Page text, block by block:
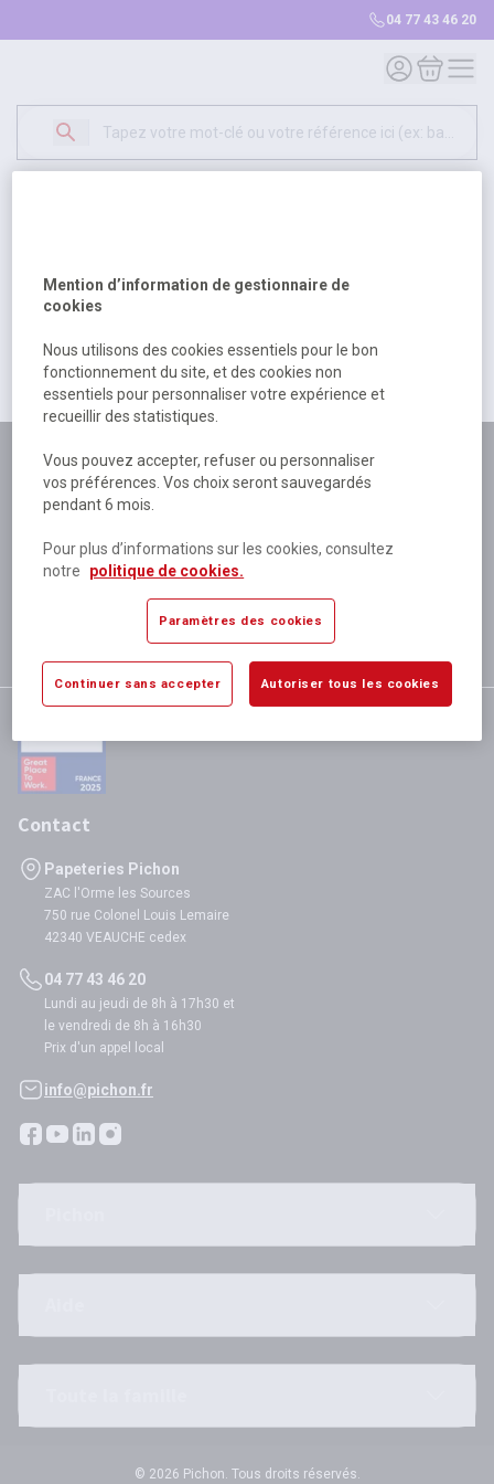
04 77 43 46 20
Mon compte
Mon
500
excuser pour la gêne occasionée.
Retour Retour à l'accueil
Plus de 180 personnes
à votre écoute
Plus de 80 000 références
disponibles
Expédition le jour même
si validation avant 12h
satisfaction totale
Contact
Papeteries Pichon
ZAC l'Orme les Sources
750 rue Colonel Louis Lemaire
42340 VEAUCHE cedex
04 77 43 46 20
Lundi au jeudi de 8h à 17h30 et
le vendredi de 8h à 16h30
Prix d'un appel local
info@pichon.fr
© 2026 Pichon. Tous droits réservés.
Mention d’information de gestionnaire de
cookies
Nous utilisons des cookies essentiels pour le bon
fonctionnement du site, et des cookies non
essentiels pour personnaliser votre expérience et
recueillir des statistiques.
Vous pouvez accepter, refuser ou personnaliser
vos préférences. Vos choix seront sauvegardés
pendant 6 mois.
Pour plus d’informations sur les cookies, consultez
notre
politique de cookies.
Paramètres des cookies
Continuer sans accepter Autoriser tous les cookies